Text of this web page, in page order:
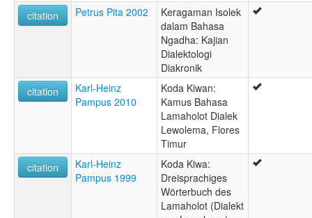
citation
Petrus Pita 2002
Keragaman Isolek
dalam Bahasa
Ngadha: Kajian
Dialektologi
Diakronik
citation
Karl-Heinz
Pampus 2010
Koda Kiwan:
Kamus Bahasa
Lamaholot Dialek
Lewolema, Flores
Timur
citation
Karl-Heinz
Pampus 1999
Koda Kiwa:
Dreisprachiges
Wörterbuch des
Lamaholot (Dialekt